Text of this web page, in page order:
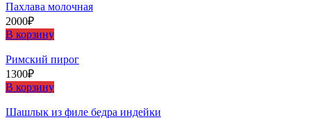
Пахлава молочная
2000₽
В корзину
Римский пирог
1300₽
В корзину
Шашлыĸ из филе бедра индейĸи